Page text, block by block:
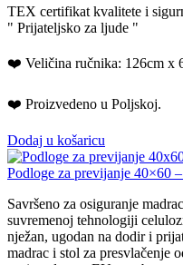
TEX certifikat kvalitete i
" Prijateljsko za ljude "
❤️ Veličina ručnika: 126cm x
❤️ Proizvedeno u Poljskoj.
Dodaj u košaricu
Podloge za previjanje 40×60
Savršeno za osiguranje
suvremenoj tehnologiji
nježan, ugodan na dodir i
madrac i stol za presvlačenje